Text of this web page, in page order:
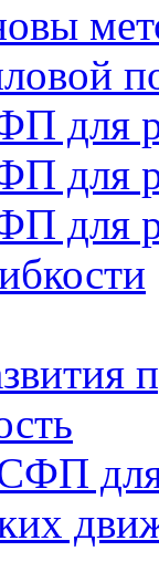
для
для
для
для